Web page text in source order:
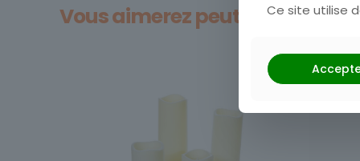
Vous aimerez peut-être aussi…
Ce site utilise